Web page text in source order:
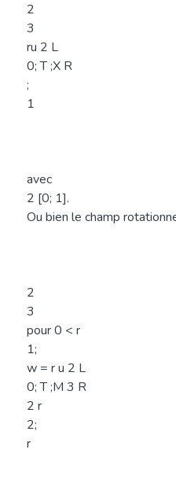
2
3
ru 2 L
0; T ;X R
;
1
avec
2 [0; 1].
Ou bien le champ
2
3
pour 0 < r
1;
w = r u 2 L
0; T ;M 3 R
2 r
2;
r